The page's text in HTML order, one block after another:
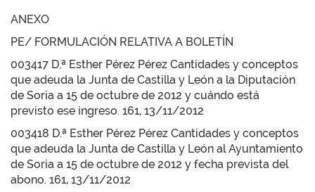
ANEXO
PE/ FORMULACIÓN RELATIVA A BOLETÍN
003417 D.ª Esther Pérez Pérez Cantidades y conceptos
que adeuda la Junta de Castilla y León a la Diputación
de Soria a 15 de octubre de 2012 y cuándo está
previsto ese ingreso. 161, 13/11/2012
003418 D.ª Esther Pérez Pérez Cantidades y conceptos
que adeuda la Junta de Castilla y León al Ayuntamiento
de Soria a 15 de octubre de 2012 y fecha prevista del
abono. 161, 13/11/2012